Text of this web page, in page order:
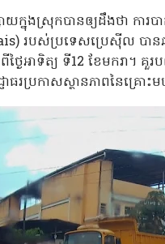
យក្នុងស្រុកបានឲ្យដឹងថា ការប
របស់ប្រទេសប្រេស៊ីល
ៃអាទិត្យ ទី12 ខែមករា។ គួរ
ធរប្រកាសស្ថានភាពនៃគ្រោះ